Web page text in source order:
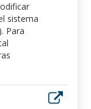
sistema
Para